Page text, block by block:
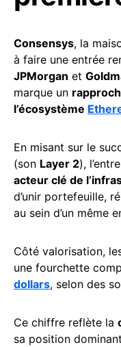
Consensys, la
à faire une entrée
JPMorgan et
marque un
l’écosystème
En misant sur le
(son Layer 2),
acteur clé de
d’unir portefeuille,
au sein d’un même
Côté valorisation,
une fourchette
dollars, selon des
Ce chiffre reflète la
sa position